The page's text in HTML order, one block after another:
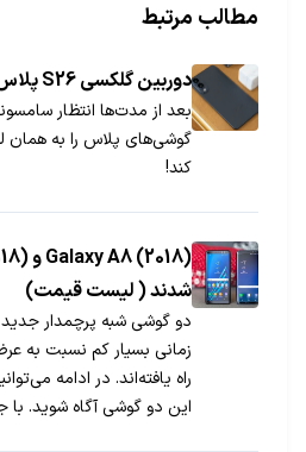
مطالب مرتبط
دوربین گلکسی S26 پلاس متحول خواهد شد
بعد از مدت‌ها انتظار
گوشی‌های پلاس را به همان
کند!
شدند ( لیست قیمت)
دو گوشی شبه پرچمدار
زمانی بسیار کم نسبت به
راه یافته‌اند. در ادامه
این دو گوشی آگاه شوید. با